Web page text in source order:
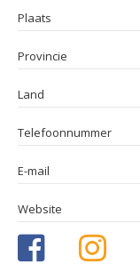
Plaats
Provincie
Land
Telefoonnummer
E-mail
Website